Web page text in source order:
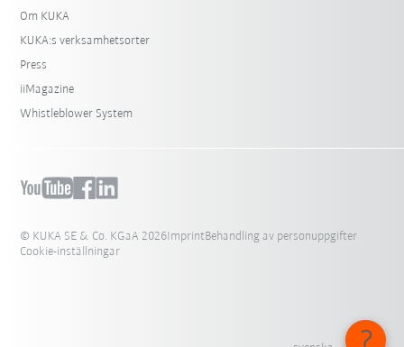
Om KUKA
KUKA:s verksamhetsorter
Press
iiMagazine
Whistleblower System
© KUKA SE & Co. KGaA 2026ImprintBehandling av personuppgifter
Cookie-inställningar